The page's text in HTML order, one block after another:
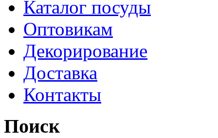
Каталог посуды
Оптовикам
Декорирование
Доставка
Контакты
Поиск